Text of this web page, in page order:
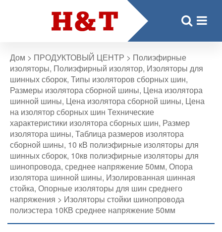
Дом > ПРОДУКТОВЫЙ ЦЕНТР > Полиэфирные
изоляторы, Полиэфирный изолятор, Изоляторы для
шинных сборок, Типы изоляторов сборных шин,
Размеры изолятора сборной шины, Цена изолятора
шинной шины, Цена изолятора сборной шины, Цена
на изолятор сборных шин Технические
характеристики изолятора сборных шин, Размер
изолятора шины, Таблица размеров изолятора
сборной шины, 10 кВ полиэфирные изоляторы для
шинных сборок, 10кв полиэфирные изоляторы для
шинопровода, среднее напряжение 50мм, Опора
изолятора шинной шины, Изолированная шинная
стойка, Опорные изоляторы для шин среднего
напряжения > Изоляторы стойки шинопровода
полиэстера 10КВ среднее напряжение 50мм